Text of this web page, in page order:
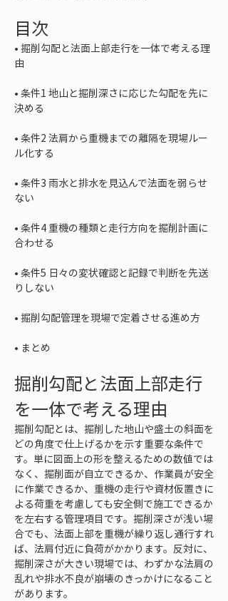
目次
• 掘削勾配と法面上部走行を一体で考える理
• 条件1 地山と掘削深さに応じた勾配を先に
• 条件2 法肩から重機までの離隔を現場ルー
• 条件3 雨水と排水を見込んで法面を弱らせ
• 条件4 重機の種類と走行方向を掘削計画に
• 条件5 日々の変状確認と記録で判断を先送
•
• まとめ
掘削勾配と法面上部走行
を一体で考える理由
掘削勾配とは、掘削した地山や盛土の斜面を
どの角度で仕上げるかを示す重要な条件で
す。単に図面上の形を整えるための数値では
なく、掘削面が自立できるか、作業員が安全
に作業できるか、重機の走行や資材仮置きに
よる荷重を考慮しても安全側で施工できるか
を左右する管理項目です。掘削深さが浅い場
合でも、法面上部を重機が繰り返し通行すれ
ば、法肩付近に負荷がかかります。反対に、
掘削深さが大きい現場では、わずかな法肩の
乱れや排水不良が崩壊のきっかけになること
があります。